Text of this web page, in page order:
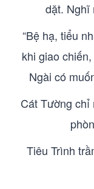
dặt. Nghĩ
“Bệ hạ, tiểu
khi giao
Ngài có
Cát Tường chỉ
Tiêu Trình